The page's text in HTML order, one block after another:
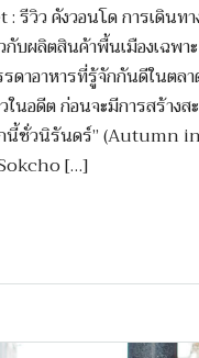
ว คังวอนโด การเดินทา
กับผลิตสินค้าพื้นเมืองเฉพ
ดาอาหารที่รู้จักกันดีในตล
ในอดีต ก่อนจะมีการสร้าง
นี้ชั่วนิรันดร์” (Autumn
[…]